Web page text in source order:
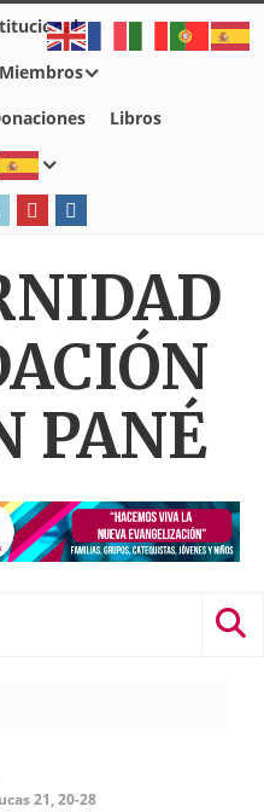
Miembros
Libros
PANÉ
21, 20-28